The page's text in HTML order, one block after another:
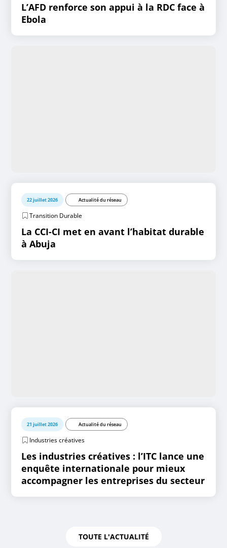
L’AFD renforce son appui à la RDC face à
Ebola
22 juillet 2026 Actualité du réseau
Transition Durable
La CCI-CI met en avant l’habitat durable
à Abuja
21 juillet 2026 Actualité du réseau
Industries créatives
Les industries créatives : l’ITC lance une
enquête internationale pour mieux
accompagner les entreprises du secteur
TOUTE L'ACTUALITÉ